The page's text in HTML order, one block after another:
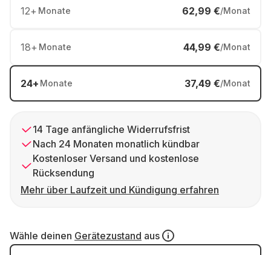
12+ Monate 62,99 €/Monat
18+ Monate 44,99 €/Monat
24+ Monate 37,49 €/Monat
14 Tage anfängliche Widerrufsfrist
Nach 24 Monaten monatlich kündbar
Kostenloser Versand und kostenlose
Rücksendung
Mehr über Laufzeit und Kündigung erfahren
Wähle deinen Gerätezustand aus